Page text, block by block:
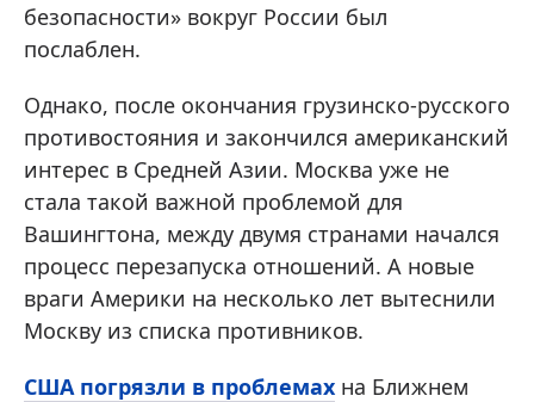
безопасности» вокруг России был
послаблен.
Однако, после окончания грузинско-русского
противостояния и закончился американский
интерес в Средней Азии. Москва уже не
стала такой важной проблемой для
Вашингтона, между двумя странами начался
процесс перезапуска отношений. А новые
враги Америки на несколько лет вытеснили
Москву из списка противников.
США погрязли в проблемах на Ближнем